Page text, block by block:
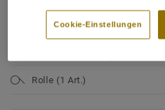
Nutzungsklasse Industrie:43
Bindemittelgehalt:Typ I
Rolle (1 Art.)
Cookie-Einstellungen